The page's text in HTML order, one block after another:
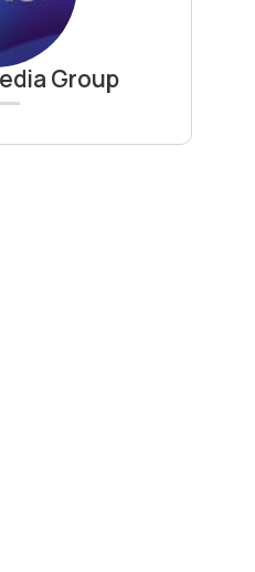
Group